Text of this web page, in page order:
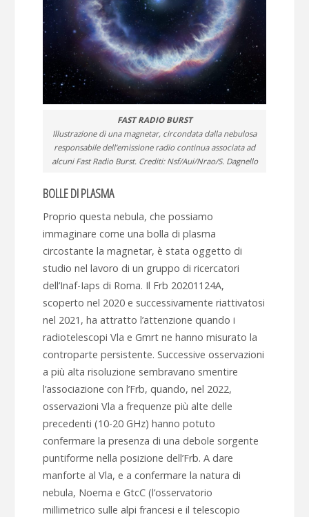
FAST RADIO BURST
Illustrazione di una magnetar, circondata dalla nebulosa
responsabile dell’emissione radio continua associata ad
alcuni Fast Radio Burst. Crediti: Nsf/Aui/Nrao/S. Dagnello
BOLLE DI PLASMA
Proprio questa nebula, che possiamo
immaginare come una bolla di plasma
circostante la magnetar, è stata oggetto di
studio nel lavoro di un gruppo di ricercatori
dell’Inaf-Iaps di Roma. Il Frb 20201124A,
scoperto nel 2020 e successivamente riattivatosi
nel 2021, ha attratto l’attenzione quando i
radiotelescopi Vla e Gmrt ne hanno misurato la
controparte persistente. Successive osservazioni
a più alta risoluzione sembravano smentire
l’associazione con l’Frb, quando, nel 2022,
osservazioni Vla a frequenze più alte delle
precedenti (10-20 GHz) hanno potuto
confermare la presenza di una debole sorgente
puntiforme nella posizione dell’Frb. A dare
manforte al Vla, e a confermare la natura di
nebula, Noema e GtcC (l’osservatorio
millimetrico sulle alpi francesi e il telescopio